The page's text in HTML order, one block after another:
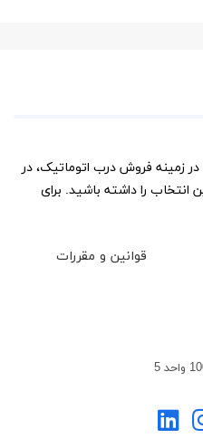
زمینه فروش درب اتوماتیک، در
را داشته باشید. برای
قوانین و مقررات